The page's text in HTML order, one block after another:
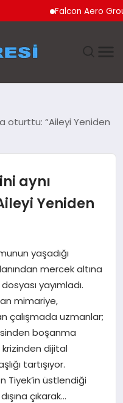
Falcon Aero Group,
oturttu: “Aileyi Yeniden
aynı
Yeniden
yaşadığı
mercek altına
yayımladı.
mimariye,
çalışmada uzmanlar;
boşanma
krizinden dijital
tartışıyor.
Tiyek’in üstlendiği
çıkarak…